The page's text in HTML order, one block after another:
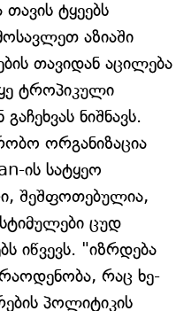
ტყეებს
აზიაში
თავიდან აცილება
ტროპიკული
ნიშნავს.
ორგანიზაცია
ის სატყეო
შეშფოთებულია,
სტიმულები ცუდ
იწვევს. "იზრდება
რაც ხე-
პოლიტიკის